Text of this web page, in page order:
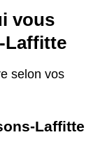
vous
Laffitte
selon vos